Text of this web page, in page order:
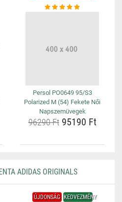
Persol PO0649 95/S3
Polarized M (54) Fekete Női
Napszemüvegek
96290 Ft95190 Ft
ADIDAS ORIGINALS
ÚJDONSÁG KEDVEZMÉNY